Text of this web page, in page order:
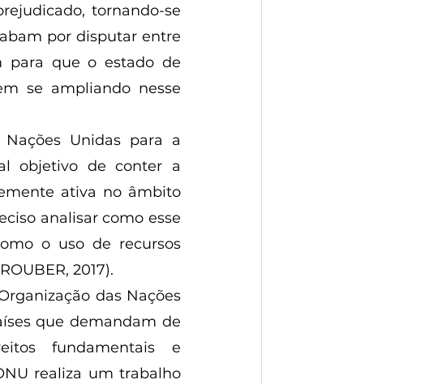
tornando-se
por disputar entre
para que o estado de
se ampliando nesse
objetivo de conter a
ativa no âmbito
analisar como esse
o uso de recursos
2017).
das Nações
que demandam de
fundamentais e
realiza um trabalho